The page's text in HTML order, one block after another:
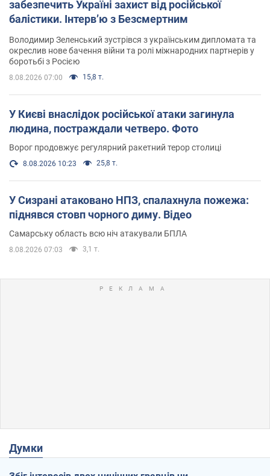
забезпечить Україні захист від російської
балістики. Інтерв’ю з Безсмертним
Володимир Зеленський зустрівся з українським дипломата та
окреслив нове бачення війни та ролі міжнародних партнерів у
боротьбі з Росією
8.08.2026 07:00 15,8 т.
У Києві внаслідок російської атаки загинула
людина, постраждали четверо. Фото
Ворог продовжує регулярний ракетний терор столиці
8.08.2026 10:23 25,8 т.
У Сизрані атаковано НПЗ, спалахнула пожежа:
піднявся стовп чорного диму. Відео
Самарську область всю ніч атакували БПЛА
8.08.2026 07:03 3,1 т.
Думки